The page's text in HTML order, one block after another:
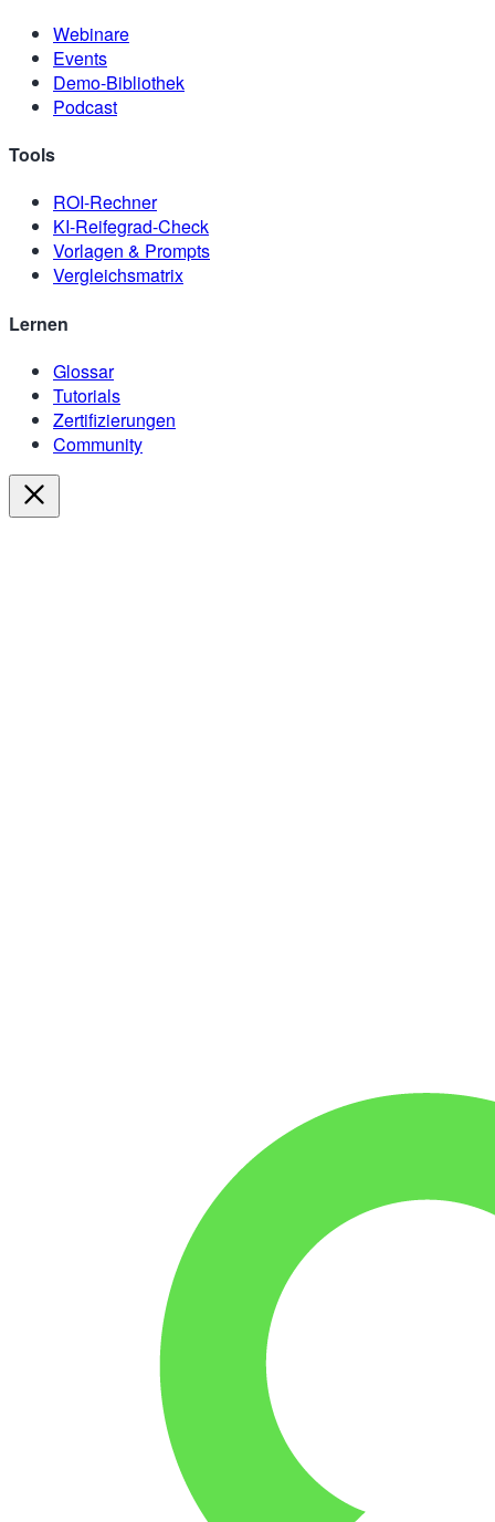
Webinare
Events
Demo-Bibliothek
Podcast
Tools
ROI-Rechner
KI-Reifegrad-Check
Vorlagen & Prompts
Vergleichsmatrix
Lernen
Glossar
Tutorials
Zertifizierungen
Community